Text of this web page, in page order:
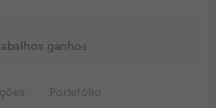
ganhos
Portefólio